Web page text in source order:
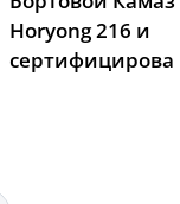
Horyong 216 и